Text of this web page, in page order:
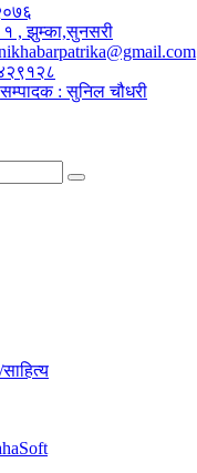
१ , झुम्का,सुनसरी
: सुनिल चौधरी
साहित्य